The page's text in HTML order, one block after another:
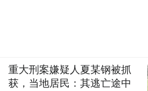
重大刑案嫌疑人夏某钢被抓
获，当地居民：其逃亡途中